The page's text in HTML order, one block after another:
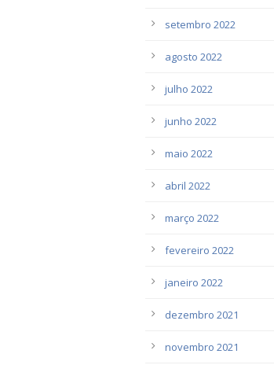
setembro 2022
agosto 2022
julho 2022
junho 2022
maio 2022
abril 2022
março 2022
fevereiro 2022
janeiro 2022
dezembro 2021
novembro 2021